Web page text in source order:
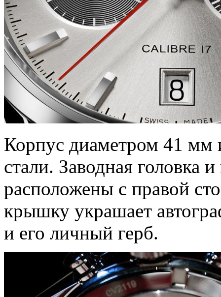
Корпус диаметром 41 мм
стали. Заводная головка
расположены с правой
крышку украшает
и его личный герб.